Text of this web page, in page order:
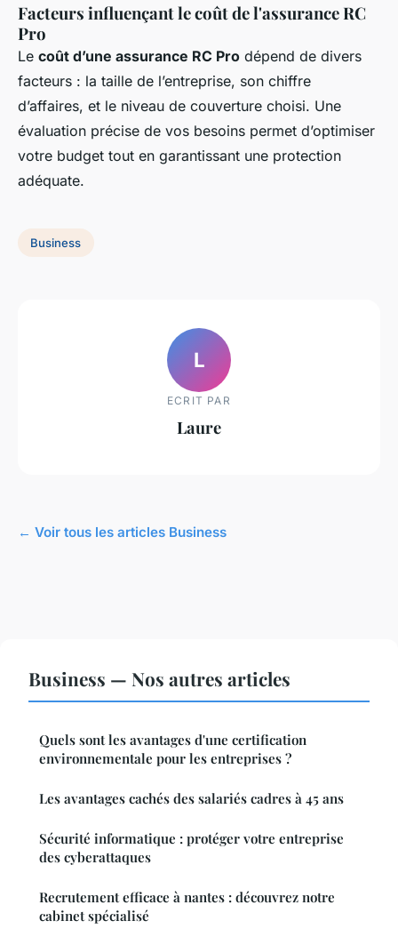
Facteurs influençant le coût de l'assurance RC
Pro
Le coût d’une assurance RC Pro dépend de divers
facteurs : la taille de l’entreprise, son chiffre
d’affaires, et le niveau de couverture choisi. Une
évaluation précise de vos besoins permet d’optimiser
votre budget tout en garantissant une protection
adéquate.
Business
L
ECRIT PAR
Laure
← Voir tous les articles Business
Business — Nos autres articles
Quels sont les avantages d'une certification
environnementale pour les entreprises ?
Les avantages cachés des salariés cadres à 45 ans
Sécurité informatique : protéger votre entreprise
des cyberattaques
Recrutement efficace à nantes : découvrez notre
cabinet spécialisé